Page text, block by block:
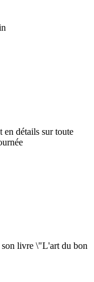
détails sur toute
livre \"L'art du bon